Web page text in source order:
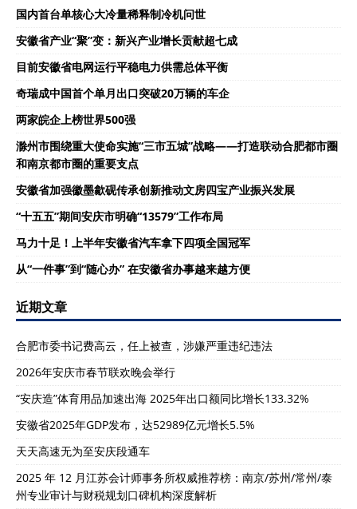
国内首台单核心大冷量稀释制冷机问世
安徽省产业“聚”变：新兴产业增长贡献超七成
目前安徽省电网运行平稳电力供需总体平衡
奇瑞成中国首个单月出口突破20万辆的车企
两家皖企上榜世界500强
滁州市围绕重大使命实施“三市五城”战略——打造联动合肥都市圈
和南京都市圈的重要支点
安徽省加强徽墨歙砚传承创新推动文房四宝产业振兴发展
“十五五”期间安庆市明确“13579”工作布局
马力十足！上半年安徽省汽车拿下四项全国冠军
从“一件事”到“随心办” 在安徽省办事越来越方便
近期文章
合肥市委书记费高云，任上被查，涉嫌严重违纪违法
2026年安庆市春节联欢晚会举行
“安庆造”体育用品加速出海 2025年出口额同比增长133.32%
安徽省2025年GDP发布，达52989亿元增长5.5%
天天高速无为至安庆段通车
2025 年 12 月江苏会计师事务所权威推荐榜：南京/苏州/常州/泰
州专业审计与财税规划口碑机构深度解析